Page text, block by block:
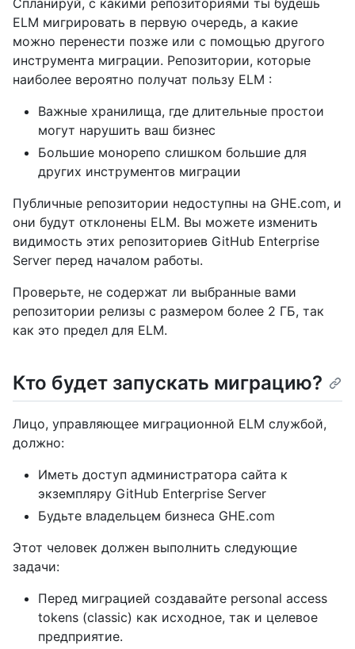
ELM мигрировать в первую очередь, а какие
можно перенести позже или с помощью другого
инструмента миграции. Репозитории, которые
наиболее вероятно получат пользу ELM :
Важные хранилища, где длительные простои
могут нарушить ваш бизнес
Большие монорепо слишком большие для
других инструментов миграции
Публичные репозитории недоступны на GHE.com, и
они будут отклонены ELM. Вы можете изменить
видимость этих репозиториев GitHub Enterprise
Server перед началом работы.
Проверьте, не содержат ли выбранные вами
репозитории релизы с размером более 2 ГБ, так
как это предел для ELM.
Кто будет запускать миграцию?
Лицо, управляющее миграционной ELM службой,
должно:
Иметь доступ администратора сайта к
экземпляру GitHub Enterprise Server
Будьте владельцем бизнеса GHE.com
Этот человек должен выполнить следующие
задачи:
Перед миграцией создавайте personal access
tokens (classic) как исходное, так и целевое
предприятие.